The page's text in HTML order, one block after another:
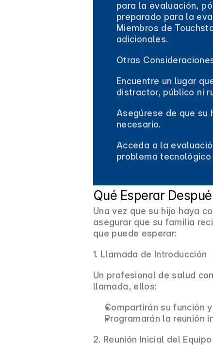
para la evaluación,
preparado para la
Miembros de
adicionales.
Otras
Encuentre un lugar
distractor, público ni
Asegúrese de que su
necesario.
Acceda a la
problema tecnológico
Qué Esperar
Una vez que su hijo haya
asegurar que su familia
que puede esperar:
1. Llamada de Introducción
Un profesional de salud
llamada, ellos:
Compartirán su función
Programarán la reunión
2. Reunión Inicial del